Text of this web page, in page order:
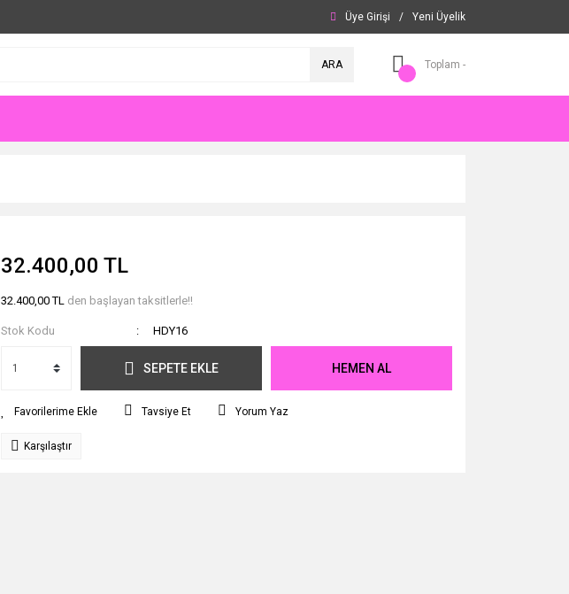
Üye Girişi / Yeni Üyelik
ARA Toplam -
32.400,00 TL
32.400,00 TL den başlayan taksitlerle!!
Stok Kodu HDY16
SEPETE EKLE HEMEN AL
Tavsiye Et Yorum Yaz
Karşılaştır